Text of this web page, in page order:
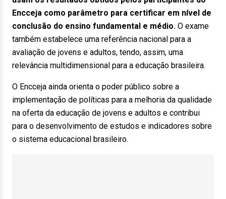
Encceja como parâmetro para certificar em nível de
conclusão do ensino fundamental e médio. O exame
também estabelece uma referência nacional para a
avaliação de jovens e adultos, tendo, assim, uma
relevância multidimensional para a educação brasileira.
O Encceja ainda orienta o poder público sobre a
implementação de políticas para a melhoria da qualidade
na oferta da educação de jovens e adultos e contribui
para o desenvolvimento de estudos e indicadores sobre
o sistema educacional brasileiro.